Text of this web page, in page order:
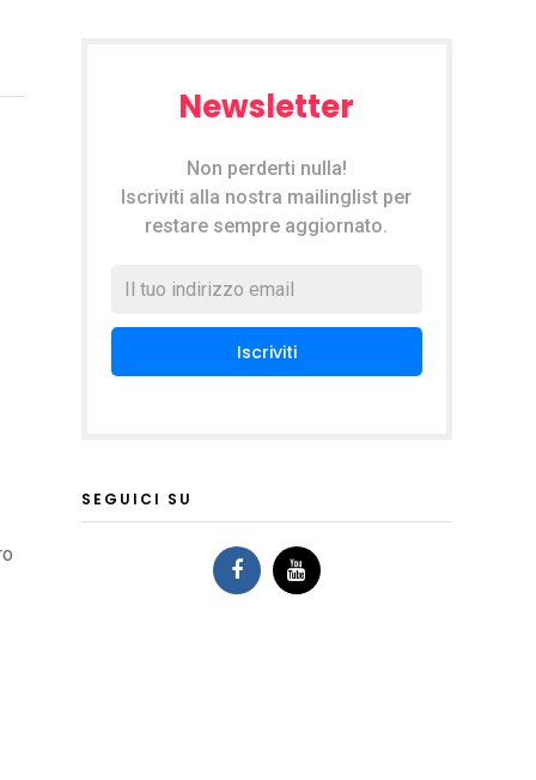
Newsletter
Non perderti nulla!
Iscriviti alla nostra mailinglist per
restare sempre aggiornato.
SEGUICI SU